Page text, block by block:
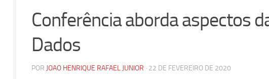
Conferência aborda aspectos
Dados
POR JOAO HENRIQUE RAFAEL JUNIOR · 22 DE FEVEREIRO DE 2020